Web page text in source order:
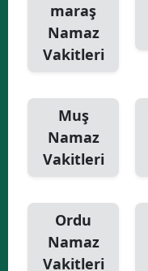
maraş
Namaz
Vakitleri
Muş
Namaz
Vakitleri
Ordu
Namaz
Vakitleri